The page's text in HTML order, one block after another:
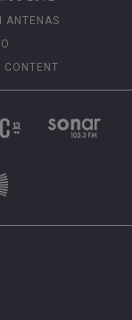
ANTENAS
CONTENT